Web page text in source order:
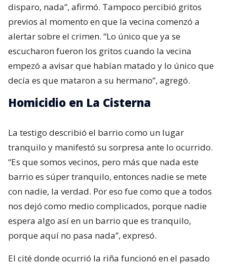
disparo, nada”, afirmó. Tampoco percibió gritos
previos al momento en que la vecina comenzó a
alertar sobre el crimen. “Lo único que ya se
escucharon fueron los gritos cuando la vecina
empezó a avisar que habían matado y lo único que
decía es que mataron a su hermano”, agregó.
Homicidio en La Cisterna
La testigo describió el barrio como un lugar
tranquilo y manifestó su sorpresa ante lo ocurrido.
“Es que somos vecinos, pero más que nada este
barrio es súper tranquilo, entonces nadie se mete
con nadie, la verdad. Por eso fue como que a todos
nos dejó como medio complicados, porque nadie
espera algo así en un barrio que es tranquilo,
porque aquí no pasa nada”, expresó.
El cité donde ocurrió la riña funcionó en el pasado